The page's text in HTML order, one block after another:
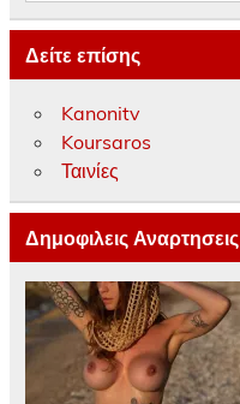
Δείτε επίσης
Kanonitv
Koursaros
Ταινίες
Δημοφιλεις Αναρτησεις